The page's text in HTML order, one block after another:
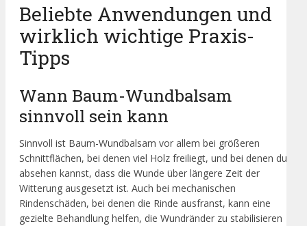
Beliebte Anwendungen und
wirklich wichtige Praxis-
Tipps
Wann Baum-Wundbalsam
sinnvoll sein kann
Sinnvoll ist Baum-Wundbalsam vor allem bei größeren
Schnittflächen, bei denen viel Holz freiliegt, und bei denen du
absehen kannst, dass die Wunde über längere Zeit der
Witterung ausgesetzt ist. Auch bei mechanischen
Rindenschäden, bei denen die Rinde ausfranst, kann eine
gezielte Behandlung helfen, die Wundränder zu stabilisieren